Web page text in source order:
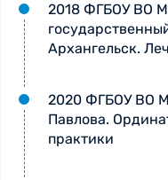
2018 ФГБОУ ВО
Архангельск.
2020 ФГБОУ ВО
Павлова.
практики